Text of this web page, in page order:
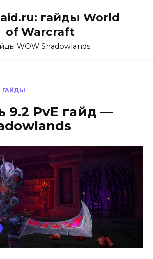
гайды World
of Warcraft
WOW Shadowlands
ГАЙДЫ
9.2 PvE гайд —